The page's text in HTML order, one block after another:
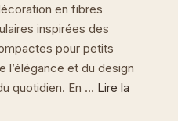
en fibres
inspirées des
pour petits
l’élégance et du design
quotidien. En … Lire la